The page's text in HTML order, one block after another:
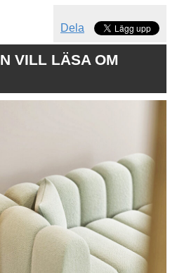
Dela
VILL LÄSA OM